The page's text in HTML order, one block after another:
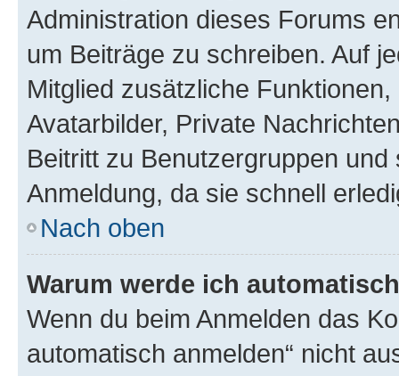
Administration dieses Forums
um Beiträge zu schreiben. Auf
Mitglied zusätzliche
Avatarbilder, Private
Beitritt zu Benutzergruppen
Anmeldung, da sie schnell
Nach oben
Warum werde ich
Wenn du beim Anmelden das
automatisch anmelden“ nicht